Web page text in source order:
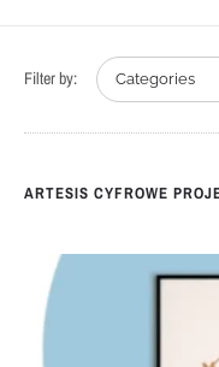
Filter by: Categories
ARTESIS CYFROWE